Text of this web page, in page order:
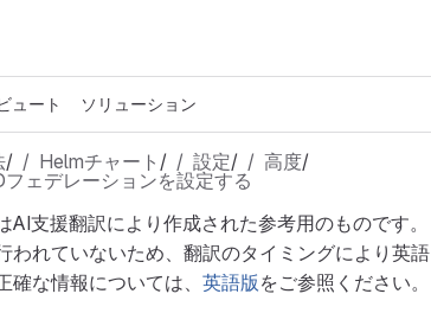
ュート ソリューション
/ Helmチャート / 設定/ 高度/
ェデレーションを設定する
支援翻訳により作成された参考用のものです。
われていないため、翻訳のタイミングにより英語
な情報については、 英語版 をご参照ください。